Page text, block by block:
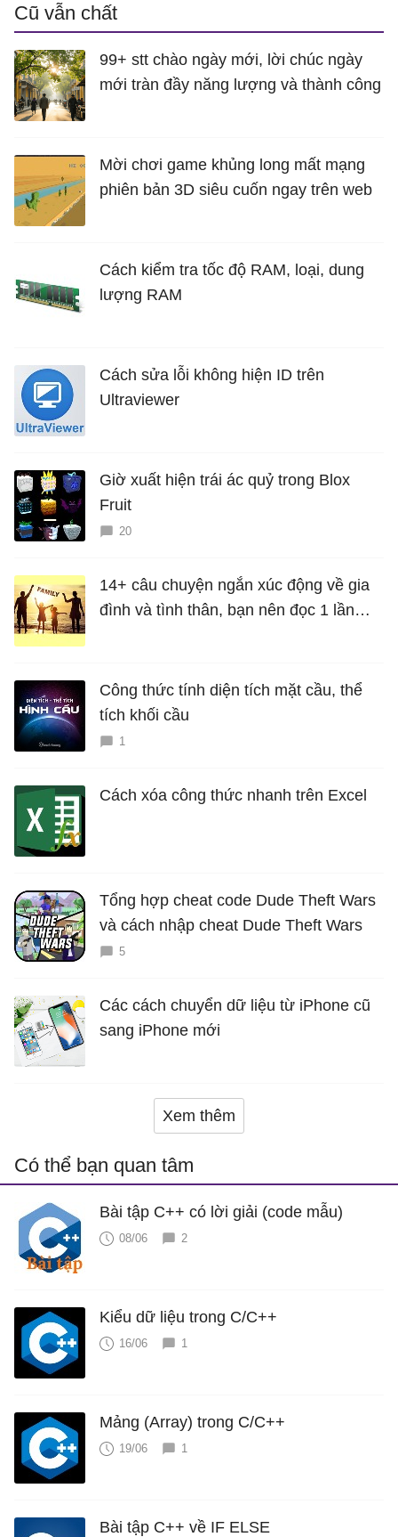
Cũ vẫn chất
99+ stt chào ngày mới, lời chúc ngày
mới tràn đầy năng lượng và thành công
Mời chơi game khủng long mất mạng
phiên bản 3D siêu cuốn ngay trên web
Cách kiểm tra tốc độ RAM, loại, dung
lượng RAM
Cách sửa lỗi không hiện ID trên
Ultraviewer
Giờ xuất hiện trái ác quỷ trong Blox
Fruit
20
14+ câu chuyện ngắn xúc động về gia
đình và tình thân, bạn nên đọc 1 lần
Công thức tính diện tích mặt cầu, thể
tích khối cầu
1
Cách xóa công thức nhanh trên Excel
Tổng hợp cheat code Dude Theft Wars
và cách nhập cheat Dude Theft Wars
5
Các cách chuyển dữ liệu từ iPhone cũ
sang iPhone mới
Xem thêm
Có thể bạn quan tâm
Bài tập C++ có lời giải (code mẫu)
08/06 2
Kiểu dữ liệu trong C/C++
16/06 1
Mảng (Array) trong C/C++
19/06 1
Bài tập C++ về IF ELSE